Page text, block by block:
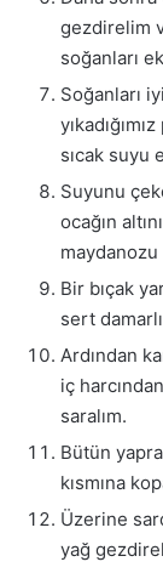
gezdirelim
soğanları
Soğanları
sıcak suyu
Suyunu
ocağın
Bir bıçak
sert
Ardından
iç
saralım.
Bütün
kısmına
Üzerine
yağ